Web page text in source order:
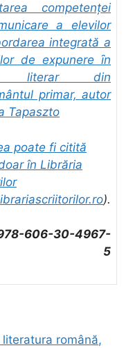
competenţei
a elevilor
integrată a
de expunere ȋn
literar din
primar, autor
Tapaszto
poate fi citită
în Librăria
).
606-30-4967-
5
română,